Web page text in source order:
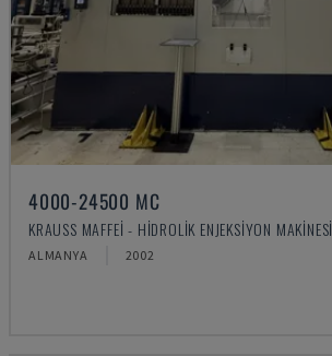
4000-24500 MC
KRAUSS MAFFEI - HIDROLIK ENJEKSIYON MAKINESI
ALMANYA 2002